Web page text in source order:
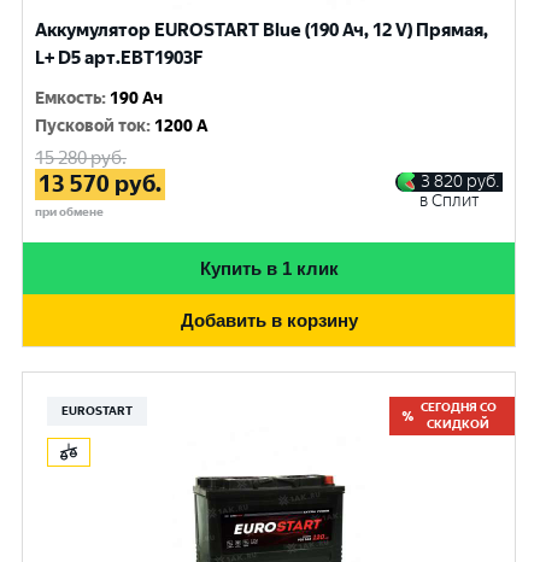
Аккумулятор EUROSTART Blue (190 Ач, 12 V) Прямая,
L+ D5 арт.EBT1903F
Емкость: 190 Ач
Пусковой ток: 1200 A
15 280руб.
13 570 руб.
при обмене
3 820 руб.
в Сплит
Купить в 1 клик
Добавить в корзину
EUROSTART
СЕГОДНЯ СО
СКИДКОЙ